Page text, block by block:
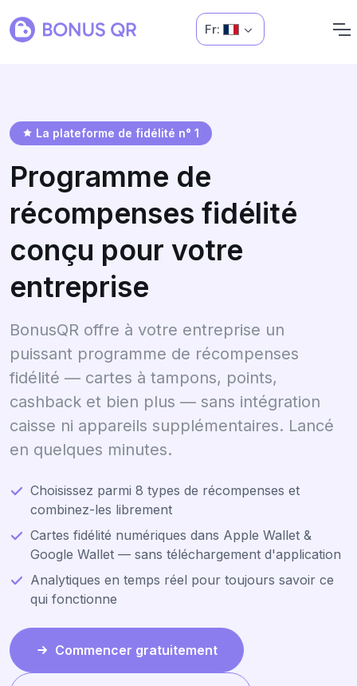
Fr:
La plateforme de fidélité n° 1
Programme de
récompenses fidélité
conçu pour votre
entreprise
BonusQR offre à votre entreprise un
puissant programme de récompenses
fidélité — cartes à tampons, points,
cashback et bien plus — sans intégration
caisse ni appareils supplémentaires. Lancé
en quelques minutes.
Choisissez parmi 8 types de récompenses et
combinez-les librement
Cartes fidélité numériques dans Apple Wallet &
Google Wallet — sans téléchargement d'application
Analytiques en temps réel pour toujours savoir ce
qui fonctionne
Commencer gratuitement